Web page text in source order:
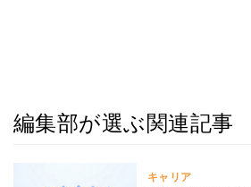
編集部が選ぶ関連記事
キャリア